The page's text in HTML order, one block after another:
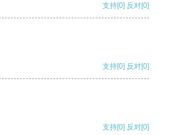
支持[0] 反对[0]
支持[0] 反对[0]
支持[0] 反对[0]